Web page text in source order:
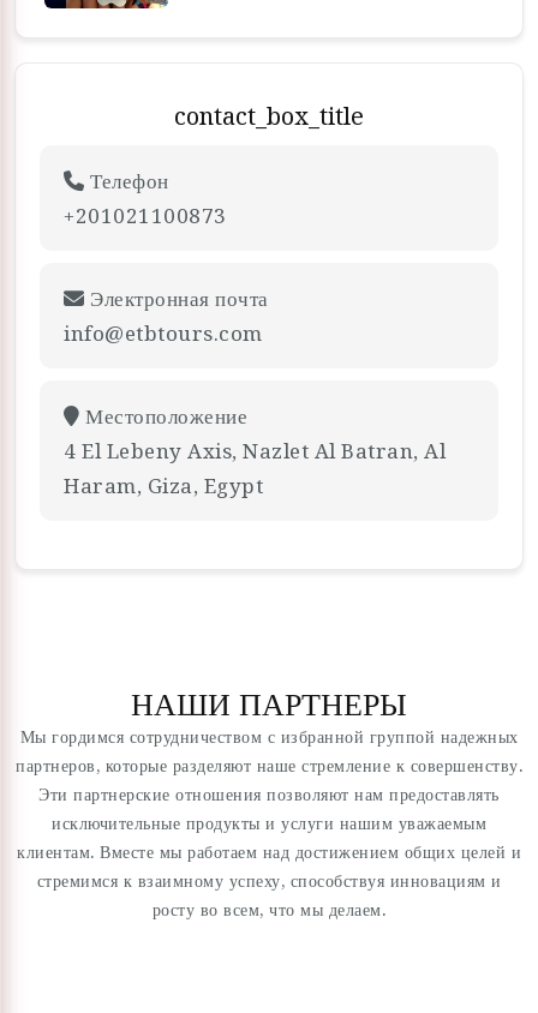
contact_box_title
Телефон
+201021100873
Электронная почта
info@etbtours.com
Местоположение
4 El Lebeny Axis, Nazlet Al Batran, Al
Haram, Giza, Egypt
НАШИ ПАРТНЕРЫ
Мы гордимся сотрудничеством с избранной группой надежных
партнеров, которые разделяют наше стремление к совершенству.
Эти партнерские отношения позволяют нам предоставлять
исключительные продукты и услуги нашим уважаемым
клиентам. Вместе мы работаем над достижением общих целей и
стремимся к взаимному успеху, способствуя инновациям и
росту во всем, что мы делаем.